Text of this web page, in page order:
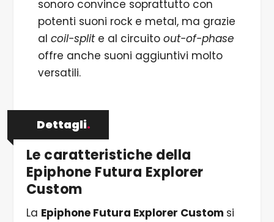
sonoro convince soprattutto con
potenti suoni rock e metal, ma grazie
al coil-split e al circuito out-of-phase
offre anche suoni aggiuntivi molto
versatili.
Dettagli.
Le caratteristiche della
Epiphone Futura Explorer
Custom
La Epiphone Futura Explorer Custom si